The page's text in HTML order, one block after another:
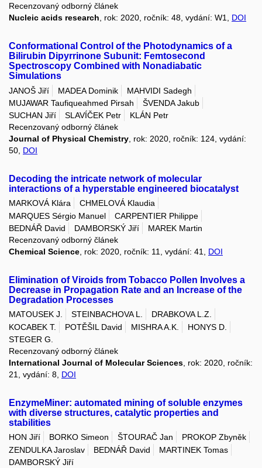
Recenzovaný odborný článek
Nucleic acids research, rok: 2020, ročník: 48, vydání: W1, DOI
Conformational Control of the Photodynamics of a
Bilirubin Dipyrrinone Subunit: Femtosecond
Spectroscopy Combined with Nonadiabatic
Simulations
JANOŠ Jiří MADEA Dominik
MAHVIDI Sadegh
MUJAWAR Taufiqueahmed Pirsah
ŠVENDA Jakub
SUCHAN Jiří
SLAVÍČEK Petr
KLÁN Petr
Recenzovaný odborný článek
Journal of Physical Chemistry , rok: 2020, ročník: 124, vydání:
50, DOI
Decoding the intricate network of molecular
interactions of a hyperstable engineered biocatalyst
MARKOVÁ Klára
CHMELOVÁ Klaudia
MARQUES Sérgio Manuel
CARPENTIER Philippe
BEDNÁŘ David
DAMBORSKÝ Jiří
MAREK Martin
Recenzovaný odborný článek
Chemical Science , rok: 2020, ročník: 11, vydání: 41, DOI
Elimination of Viroids from Tobacco Pollen Involves a
Decrease in Propagation Rate and an Increase of the
Degradation Processes
MATOUSEK J. STEINBACHOVA L.
DRABKOVA L.Z.
KOCABEK T.
POTĚŠIL David MISHRA A.K.
HONYS D.
STEGER G.
Recenzovaný odborný článek
International Journal of Molecular Sciences , rok: 2020, ročník:
21, vydání: 8, DOI
EnzymeMiner: automated mining of soluble enzymes
with diverse structures, catalytic properties and
stabilities
HON Jiří BORKO Simeon ŠTOURAČ Jan
PROKOP Zbyněk
ZENDULKA Jaroslav
BEDNÁŘ David
MARTINEK Tomas
DAMBORSKÝ Jiří